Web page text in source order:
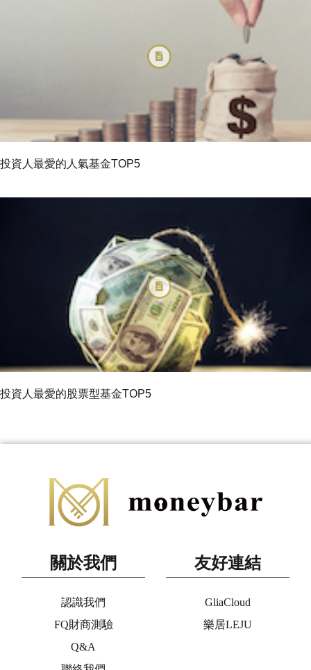
投資人最愛的人氣基金TOP5
投資人最愛的股票型基金TOP5
關於我們
認識我們
FQ財商測驗
Q&A
友好連結
GliaCloud
樂居LEJU